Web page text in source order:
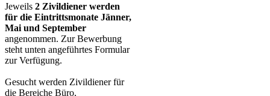
Jeweils 2 Zivildiener werden
für die Eintrittsmonate Jänner,
Mai und September
angenommen. Zur Bewerbung
steht unten angeführtes Formular
zur Verfügung.
Gesucht werden Zivildiener für
die Bereiche Büro,